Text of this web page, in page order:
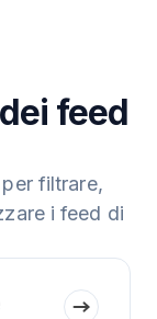
feed
filtrare,
i feed di